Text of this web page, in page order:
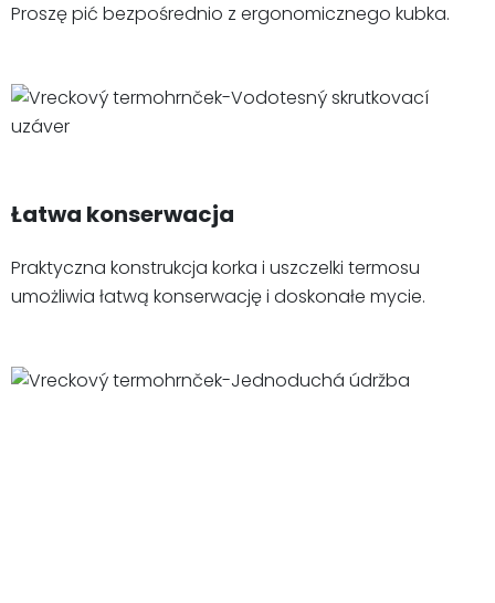
Proszę pić bezpośrednio z ergonomicznego kubka.
Łatwa konserwacja
Praktyczna konstrukcja korka i uszczelki termosu
umożliwia łatwą konserwację i doskonałe mycie.